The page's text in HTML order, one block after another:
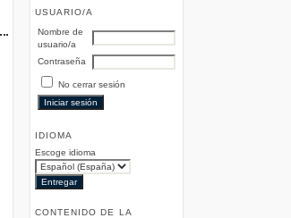
USUARIO/A
Nombre de
usuario/a
Contraseña
No cerrar sesión
IDIOMA
Escoge idioma
CONTENIDO DE LA